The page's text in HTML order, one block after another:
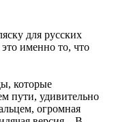
для русских
именно то, что
которые
пути, удивительно
огромная